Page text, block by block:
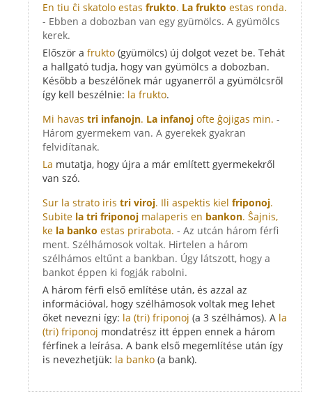
En tiu ĉi skatolo estas frukto. La frukto estas ronda.
- Ebben a dobozban van egy gyümölcs. A gyümölcs
kerek.
Először a frukto (gyümölcs) új dolgot vezet be. Tehát
a hallgató tudja, hogy van gyümölcs a dobozban.
Később a beszélőnek már ugyanerről a gyümölcsről
így kell beszélnie: la frukto.
Mi havas tri infanojn. La infanoj ofte ĝojigas min. -
Három gyermekem van. A gyerekek gyakran
felvidítanak.
La mutatja, hogy újra a már említett gyermekekről
van szó.
Sur la strato iris tri viroj. Ili aspektis kiel friponoj.
Subite la tri friponoj malaperis en bankon. Ŝajnis,
ke la banko estas prirabota. - Az utcán három férfi
ment. Szélhámosok voltak. Hirtelen a három
szélhámos eltűnt a bankban. Úgy látszott, hogy a
bankot éppen ki fogják rabolni.
A három férfi első említése után, és azzal az
információval, hogy szélhámosok voltak meg lehet
őket nevezni így: la (tri) friponoj (a 3 szélhámos). A la
(tri) friponoj mondatrész itt éppen ennek a három
férfinek a leírása. A bank első megemlítése után így
is nevezhetjük: la banko (a bank).